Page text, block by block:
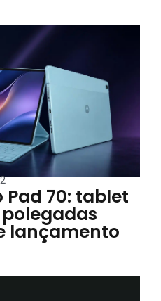
70: tablet
polegadas
lançamento